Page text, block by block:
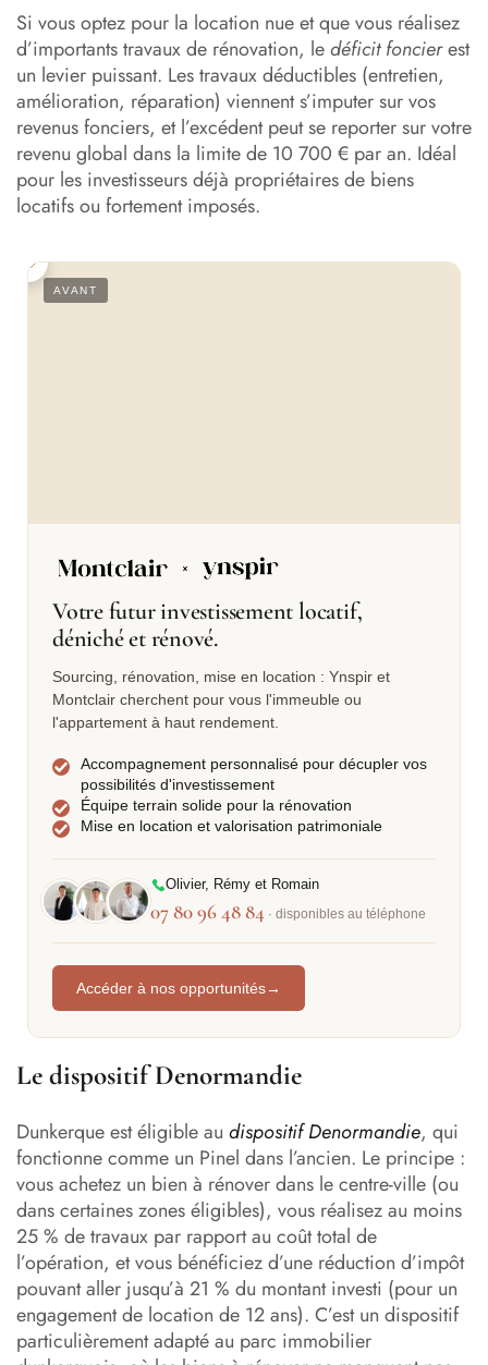
Si vous optez pour la location nue et que vous réalisez
d’importants travaux de rénovation, ledéficit foncierest
un levier puissant. Les travaux déductibles (entretien,
amélioration, réparation) viennent s’imputer sur vos
revenus fonciers, et l’excédent peut se reporter sur votre
revenu global dans la limite de 10 700 € par an. Idéal
pour les investisseurs déjà propriétaires de biens
locatifs ou fortement imposés.
Votre futur investissement locatif,
déniché et rénové.
Sourcing, rénovation, mise en location : Ynspir et
Montclair cherchent pour vous l'immeuble ou
l'appartement à haut rendement.
Accompagnement personnalisé pour décupler vos
possibilités d'investissement
Équipe terrain solide pour la rénovation
Mise en location et valorisation patrimoniale
Olivier, Rémy et Romain
07 80 96 48 84 · disponibles au téléphone
Accéder à nos opportunités→
AVANT
Le dispositif Denormandie
Dunkerque est éligible au dispositif Denormandie, qui
fonctionne comme un Pinel dans l’ancien. Le principe :
vous achetez un bien à rénover dans le centre-ville (ou
dans certaines zones éligibles), vous réalisez au moins
25 % de travaux par rapport au coût total de
l’opération, et vous bénéficiez d’une réduction d’impôt
pouvant aller jusqu’à 21 % du montant investi (pour un
engagement de location de 12 ans). C’est un dispositif
particulièrement adapté au parc immobilier